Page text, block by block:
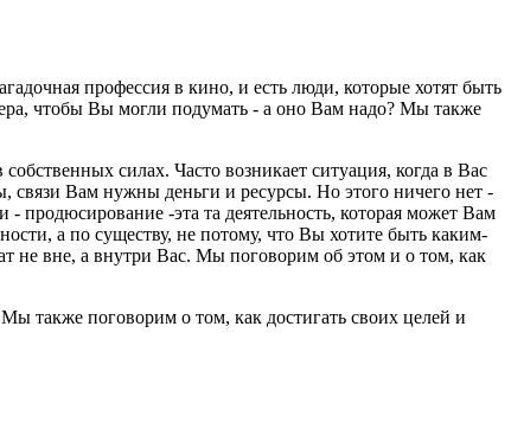
профессия в кино, и есть люди, которые хотят быть
чтобы Вы могли подумать - а оно Вам надо? Мы также
силах. Часто возникает ситуация, когда в Вас
связи Вам нужны деньги и ресурсы. Но этого ничего нет -
- продюсирование -эта та деятельность, которая может Вам
а по существу, не потому, что Вы хотите быть каким-
не вне, а внутри Вас. Мы поговорим об этом и о том, как
также поговорим о том, как достигать своих целей и